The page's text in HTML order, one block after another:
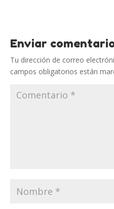
Enviar
Tu dirección de correo
campos obligatorios están